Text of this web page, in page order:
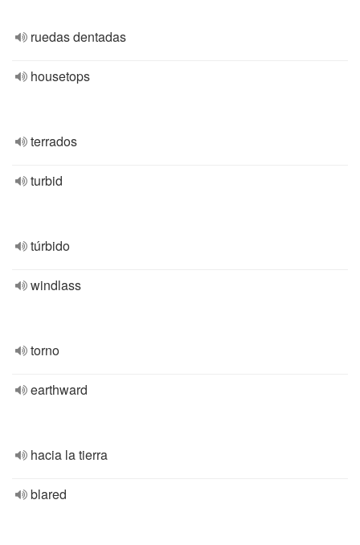
ruedas dentadas
housetops
terrados
turbid
túrbido
windlass
torno
earthward
hacia la tierra
blared